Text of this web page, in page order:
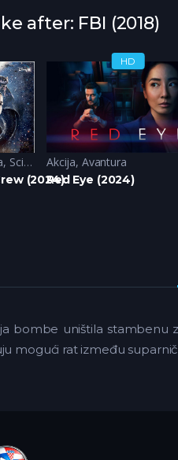
after: FBI (2018)
, Sci-Fi
(2024)
HD
Akcija, Avantura
Red Eye (2024)
bombe uništila stambenu
mogući rat između